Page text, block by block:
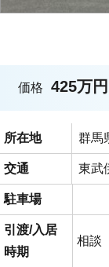
価格 425万円
所在地 群馬
交通 東武
駐車場
引渡/入居
時期
相談